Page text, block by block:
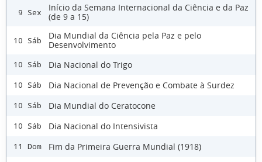
9 Sex
Início da Semana Internacional da Ciência e da Paz
(de 9 a 15)
10 Sáb
Dia Mundial da Ciência pela Paz e pelo
Desenvolvimento
10 Sáb Dia Nacional do Trigo
10 Sáb Dia Nacional de Prevenção e Combate à Surdez
10 Sáb Dia Mundial do Ceratocone
10 Sáb Dia Nacional do Intensivista
11 Dom
Fim da Primeira Guerra Mundial (1918)